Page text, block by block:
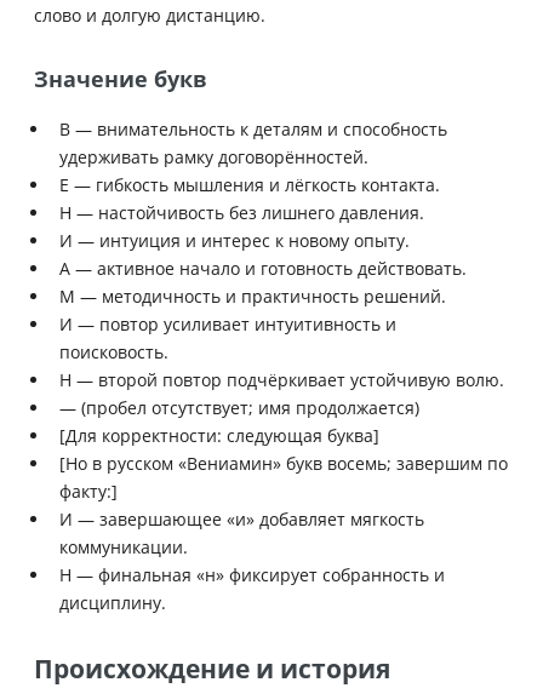
слово и долгую дистанцию.
Значение букв
В — внимательность к деталям и способность
удерживать рамку договорённостей.
Е — гибкость мышления и лёгкость контакта.
Н — настойчивость без лишнего давления.
И — интуиция и интерес к новому опыту.
А — активное начало и готовность действовать.
М — методичность и практичность решений.
И — повтор усиливает интуитивность и
поисковость.
Н — второй повтор подчёркивает устойчивую волю.
— (пробел отсутствует; имя продолжается)
[Для корректности: следующая буква]
[Но в русском «Вениамин» букв восемь; завершим по
факту:]
И — завершающее «и» добавляет мягкость
коммуникации.
Н — финальная «н» фиксирует собранность и
дисциплину.
Происхождение и история